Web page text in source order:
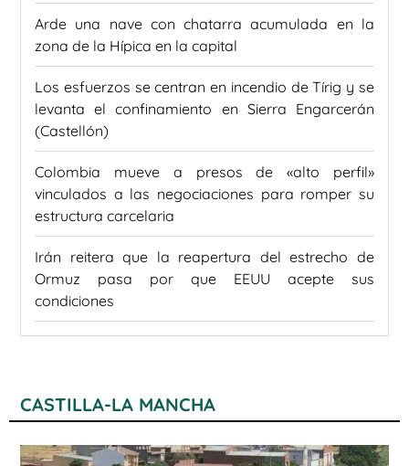
Arde una nave con chatarra acumulada en la
zona de la Hípica en la capital
Los esfuerzos se centran en incendio de Tírig y se
levanta el confinamiento en Sierra Engarcerán
(Castellón)
Colombia mueve a presos de «alto perfil»
vinculados a las negociaciones para romper su
estructura carcelaria
Irán reitera que la reapertura del estrecho de
Ormuz pasa por que EEUU acepte sus
condiciones
CASTILLA-LA MANCHA